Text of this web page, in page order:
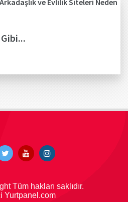
Tüm hakları saklıdır.
Yurtpanel.com